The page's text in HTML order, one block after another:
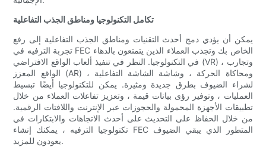
تكامل التكنولوجيا ومناطق الجذب التفاعلية
يمكن أن يؤدي دمج أحدث التقنيات ومناطق الجذب التفاعلية إلى رفع
تجربة الترفيه في FEC الخاص بك وتجذب العملاء الذين يتمتعون بالدهاء
في التكنولوجيا. النظر في تنفيذ ألعاب الواقع الافتراضي (VR) ، وتجارب
الواقع المعزز (AR) ، ومحاكاة الحركة ، وشاشة الشاشة التفاعلية
لشراء الضيوف بطرق جديدة ومثيرة. يمكن للتكنولوجيا أيضًا تبسيط
العمليات ، وتوفير رؤى بيانات قيمة ، وتعزيز تفاعلات العملاء من خلال
تطبيقات الأجهزة المحمولة والحجوزات عبر الإنترنت واللافتات الرقمية.
من خلال الحفاظ على التحديث على أحدث الاتجاهات والابتكارات في
تكنولوجيا الترفيه ، يمكنك إنشاء FEC المتطور الذي يبقي الضيوف
يعودون للمزيد.